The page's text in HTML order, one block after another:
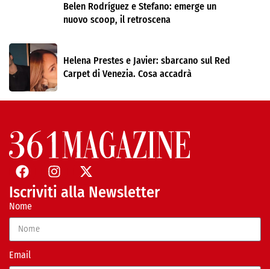
Belen Rodríguez e Stefano: emerge un
nuovo scoop, il retroscena
Helena Prestes e Javier: sbarcano sul Red
Carpet di Venezia. Cosa accadrà
Iscriviti alla Newsletter
Nome
Email